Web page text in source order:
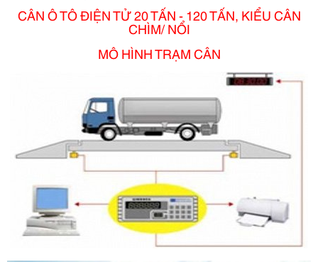
CÂN Ô TÔ ĐIỆN TỬ 20 TẤN - 120 TẤN, KIỂU CÂN
CHÌM/ NỔI
MÔ HÌNH TRẠM CÂN